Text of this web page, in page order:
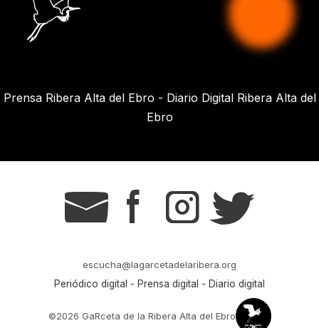
Prensa Ribera Alta del Ebro - Diario Digital Ribera Alta del
Ebro
g s t r
escucha@lagarcetadelaribera.org
Periódico digital - Prensa digital - Diario digital
©2026 GaRceta de la Ribera Alta del Ebro